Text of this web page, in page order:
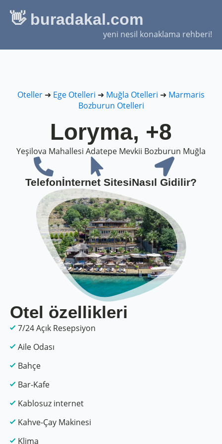
👋 buradakal.com
yeni nesil konaklama rehberi!
Oteller ➜ Ege Otelleri ➜ Muğla Otelleri ➜ Marmaris
Bozburun Otelleri
Loryma, +8
Yeşilova Mahallesi Adatepe Mevkii Bozburun Muğla
Telefonİnternet SitesiNasıl Gidilir?
Otel özellikleri
7/24 Açık Resepsiyon
Aile Odası
Bahçe
Bar-Kafe
Kablosuz internet
Kahve-Çay Makinesi
Klima